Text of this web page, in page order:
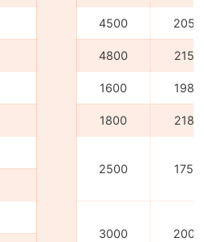
4500 2055
4800 2155
1600 1980
1800 2180
2500
1750
3000
2000